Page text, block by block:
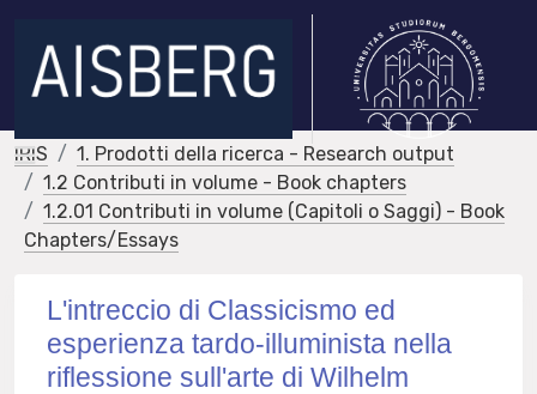
IRIS
1. Prodotti della ricerca - Research output
1.2 Contributi in volume - Book chapters
1.2.01 Contributi in volume (Capitoli o Saggi) - Book
Chapters/Essays
L'intreccio di Classicismo ed
esperienza tardo-illuminista nella
riflessione sull'arte di Wilhelm